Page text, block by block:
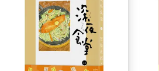
里、有著那群常客、如果不是叫做「レ
現在的我，就是一心盼望著真里早日康